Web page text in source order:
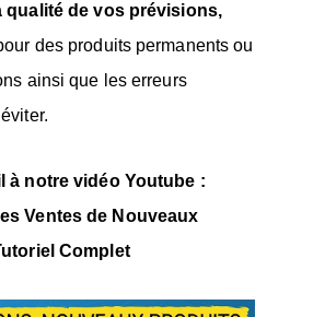
qualité de vos prévisions,
des produits permanents ou
ainsi que les erreurs
à notre vidéo Youtube :
Ventes de Nouveaux
Complet